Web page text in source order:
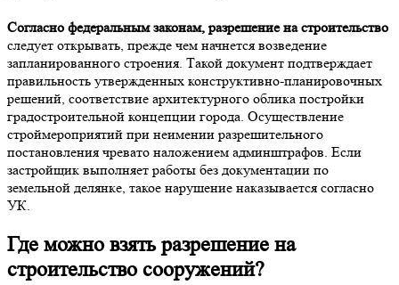
Согласно федеральным законам, разрешение на строительство
следует открывать, прежде чем начнется возведение
запланированного строения. Такой документ подтверждает
правильность утвержденных конструктивно-планировочных
решений, соответствие архитектурного облика постройки
градостроительной концепции города. Осуществление
строймероприятий при неимении разрешительного
постановления чревато наложением админштрафов. Если
застройщик выполняет работы без документации по
земельной делянке, такое нарушение наказывается согласно
УК.
Где можно взять разрешение на
строительствосооружений?